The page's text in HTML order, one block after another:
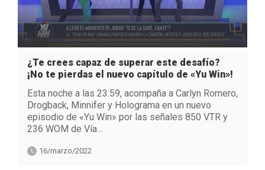
¿Te crees capaz de superar este desafío?
¡No te pierdas el nuevo capítulo de «Yu Win»!
Esta noche a las 23:59, acompaña a Carlyn Romero,
Drogback, Minnifer y Holograma en un nuevo
episodio de «Yu Win» por las señales 850 VTR y
236 WOM de Vía…
16/marzo/2022